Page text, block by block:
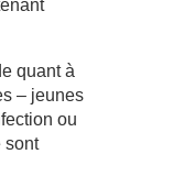
quant à
– jeunes
ou
sont